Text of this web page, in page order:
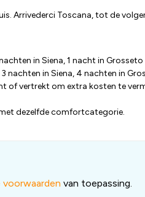
Arrivederci Toscana, tot de
in Siena, 1 nacht in Grosseto
nachten in Siena, 4 nachten in
of vertrekt om extra kosten te
dezelfde comfortcategorie.
voorwaarden van toepassing.